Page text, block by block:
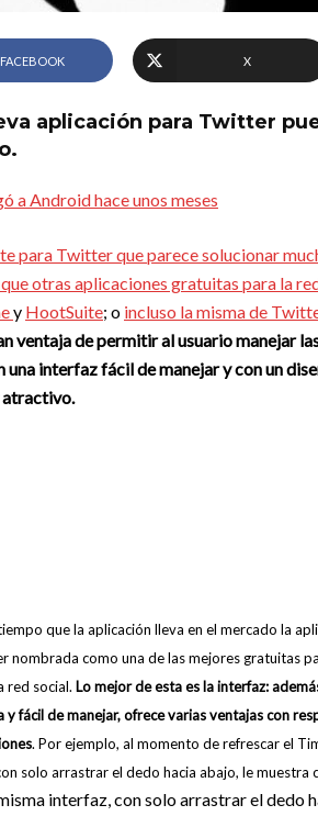
FACEBOOK X
aplicación para Twitter
a Android hace unos meses
para Twitter que parece solucionar
otras aplicaciones gratuitas para la
y HootSuite; o incluso la misma de
ventaja de permitir al usuario manejar
una interfaz fácil de manejar y con un
que la aplicación lleva en el mercado la
nombrada como una de las mejores gratuitas
red social. Lo mejor de esta es la interfaz:
y fácil de manejar, ofrece varias ventajas con
. Por ejemplo, al momento de refrescar el
solo arrastrar el dedo hacia abajo, le
interfaz, con solo arrastrar el dedo